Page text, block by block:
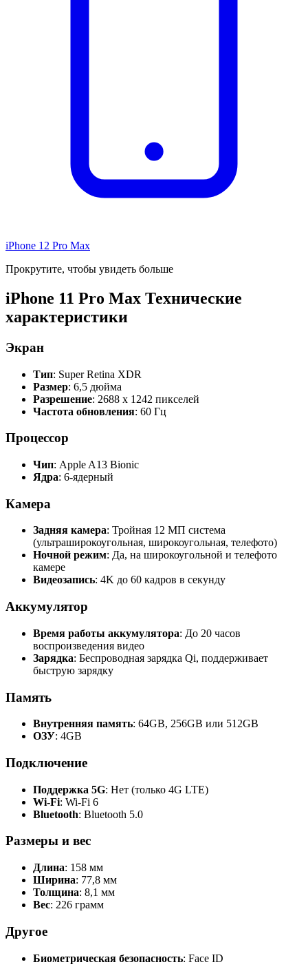
iPhone 12 Pro Max
Прокрутите, чтобы увидеть больше
iPhone 11 Pro Max Технические
характеристики
Экран
Тип: Super Retina XDR
Размер: 6,5 дюйма
Разрешение: 2688 x 1242 пикселей
Частота обновления: 60 Гц
Процессор
Чип: Apple A13 Bionic
Ядра: 6-ядерный
Камера
Задняя камера: Тройная 12 МП система
(ультраширокоугольная, широкоугольная, телефото)
Ночной режим: Да, на широкоугольной и телефото
камере
Видеозапись: 4K до 60 кадров в секунду
Аккумулятор
Время работы аккумулятора: До 20 часов
воспроизведения видео
Зарядка: Беспроводная зарядка Qi, поддерживает
быструю зарядку
Память
Внутренняя память: 64GB, 256GB или 512GB
ОЗУ: 4GB
Подключение
Поддержка 5G: Нет (только 4G LTE)
Wi-Fi: Wi-Fi 6
Bluetooth: Bluetooth 5.0
Размеры и вес
Длина: 158 мм
Ширина: 77,8 мм
Толщина: 8,1 мм
Вес: 226 грамм
Другое
Биометрическая безопасность: Face ID